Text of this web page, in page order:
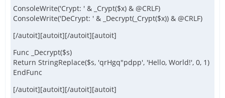
ConsoleWrite('Crypt: ' & _Crypt($x) & @CRLF)
ConsoleWrite('DeCrypt: ' & _Decrypt(_Crypt($x)) & @CRLF)
[/autoit][autoit][/autoit][autoit]
Func _Decrypt($s)
Return StringReplace($s, 'qrHgq"pdpp', 'Hello, World!', 0, 1)
EndFunc
[/autoit][autoit][/autoit][autoit]